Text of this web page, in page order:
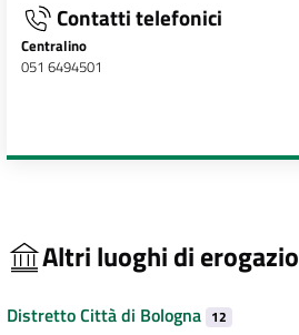
Contatti telefonici
Centralino
051 6494501
Altri luoghi di
Distretto Città di Bologna 12